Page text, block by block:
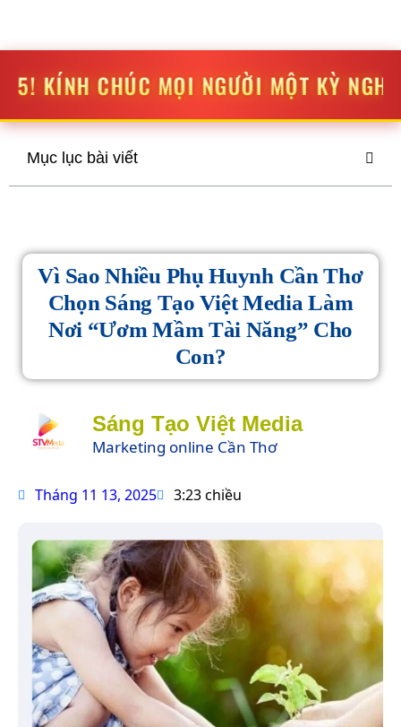
NGƯỜI MỘT KỲ NGHỈ LỄ THẬT VUI
Mục lục bài viết
Vì Sao Nhiều Phụ Huynh Cần Thơ
Chọn Sáng Tạo Việt Media Làm
Nơi “ươm Mầm Tài Năng” Cho
Con?
Sáng Tạo Việt Media
Marketing online Cần Thơ
Tháng 11 13, 2025 3:23 chiều